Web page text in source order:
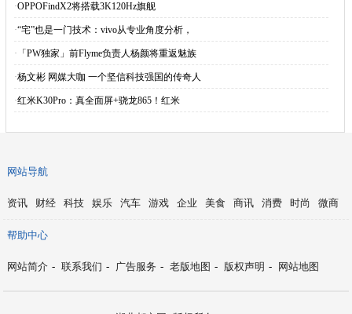
·OPPOFindX2将搭载3K120Hz旗舰
·“宅”也是一门技术：vivo从专业角度分析，
· 「PW独家」前Flyme负责人杨颜将重返魅族
·杨文彬 网媒大咖 一个坚信科技强国的传奇人
·红米K30Pro：真全面屏+骁龙865！红米
网站导航
资讯 财经 科技 娱乐 汽车 游戏 企业 美食 商讯 消费 时尚 微商
帮助中心
网站简介 - 联系我们 - 广告服务 - 老版地图 - 版权声明 - 网站地图